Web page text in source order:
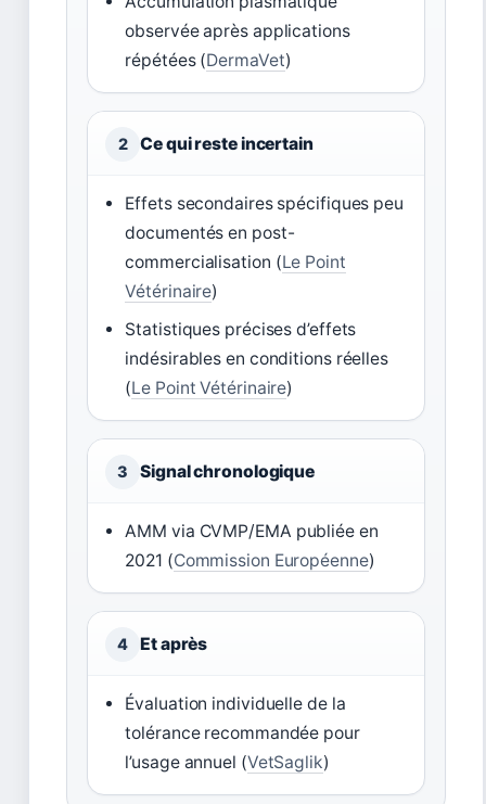
observée après applications
répétées (DermaVet)
2 Ce qui reste incertain
Effets secondaires spécifiques peu
documentés en post-
commercialisation (Le Point
Vétérinaire)
Statistiques précises d’effets
indésirables en conditions réelles
(Le Point Vétérinaire)
3 Signal chronologique
AMM via CVMP/EMA publiée en
2021 (Commission Européenne)
4 Et après
Évaluation individuelle de la
tolérance recommandée pour
l’usage annuel (VetSaglik)